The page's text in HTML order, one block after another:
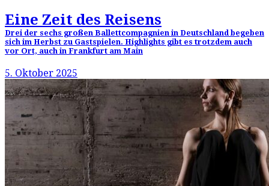
Eine Zeit des Reisens
Drei der sechs großen Ballettcompagnien in Deutschland begeben
sich im Herbst zu Gastspielen. Highlights gibt es trotzdem auch
vor Ort, auch in Frankfurt am Main
5. Oktober 2025